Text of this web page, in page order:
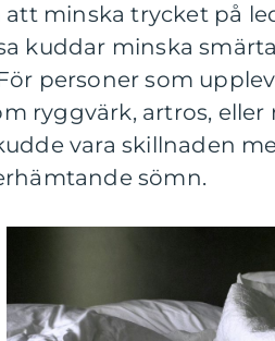
att minska trycket på
kuddar minska
personer som
ryggvärk, artros,
vara skillnaden
sömn.